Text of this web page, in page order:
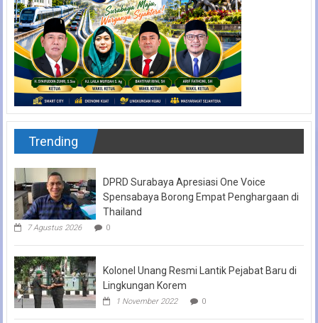
Trending
DPRD Surabaya Apresiasi One Voice
Spensabaya Borong Empat Penghargaan di
Thailand
7 Agustus 2026 0
Kolonel Unang Resmi Lantik Pejabat Baru di
Lingkungan Korem
1 November 2022 0